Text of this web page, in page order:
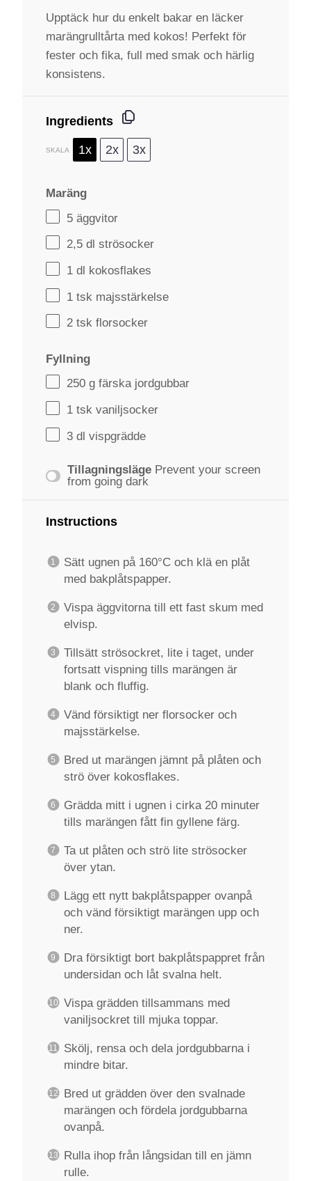
Upptäck hur du enkelt bakar en läcker
marängrulltårta med kokos! Perfekt för
fester och fika, full med smak och härlig
konsistens.
Ingredients
SKALA 1x 2x 3x
Maräng
5 äggvitor
2,5 dl strösocker
1 dl kokosflakes
1 tsk majsstärkelse
2 tsk florsocker
Fyllning
250 g färska jordgubbar
1 tsk vaniljsocker
3 dl vispgrädde
Tillagningsläge Prevent your screen
from going dark
Instructions
Sätt ugnen på 160°C och klä en plåt
med bakplåtspapper.
Vispa äggvitorna till ett fast skum med
elvisp.
Tillsätt strösockret, lite i taget, under
fortsatt vispning tills marängen är
blank och fluffig.
Vänd försiktigt ner florsocker och
majsstärkelse.
Bred ut marängen jämnt på plåten och
strö över kokosflakes.
Grädda mitt i ugnen i cirka 20 minuter
tills marängen fått fin gyllene färg.
Ta ut plåten och strö lite strösocker
över ytan.
Lägg ett nytt bakplåtspapper ovanpå
och vänd försiktigt marängen upp och
ner.
Dra försiktigt bort bakplåtspappret från
undersidan och låt svalna helt.
Vispa grädden tillsammans med
vaniljsockret till mjuka toppar.
Skölj, rensa och dela jordgubbarna i
mindre bitar.
Bred ut grädden över den svalnade
marängen och fördela jordgubbarna
ovanpå.
Rulla ihop från långsidan till en jämn
rulle.